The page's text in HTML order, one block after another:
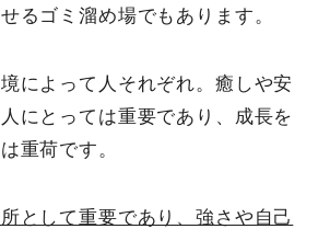
るゴミ溜め場でもあります。
によって人それぞれ。癒しや安
にとっては重要であり、成長を
重荷です。
として重要であり、強さや自己